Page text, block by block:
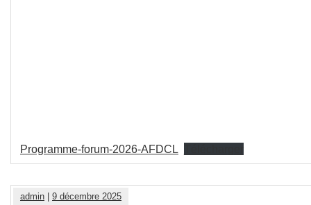
Programme-forum-2026-AFDCL
admin 9 décembre 2025